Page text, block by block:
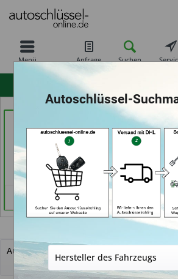
Menü Anfrage Suchen
Fürth)
Händlerprofil
Bergischer
Schlüsseldienst
Brkic & Wiersbowsky
Händlerprofil
Autoschlüssel mit Funk
Autoschlüssel-